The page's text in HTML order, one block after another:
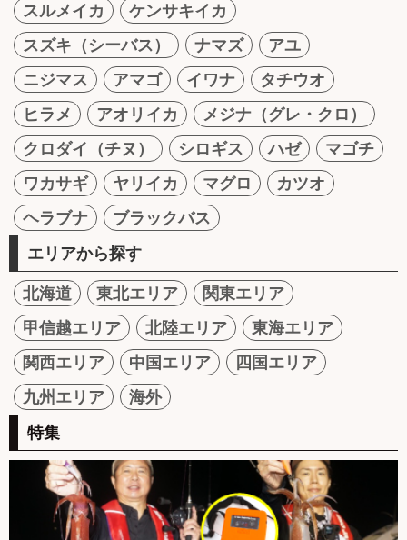
スルメイカ
ケンサキイカ
スズキ（シーバス）
ナマズ
アユ
ニジマス
アマゴ イワナ
タチウオ
ヒラメ
アオリイカ
メジナ（グレ・クロ）
クロダイ（チヌ）
シロギス ハゼ
マゴチ
ワカサギ
ヤリイカ マグロ
カツオ
ヘラブナ
ブラックバス
エリアから探す
北海道 東北エリア
関東エリア
甲信越エリア
北陸エリア
東海エリア
関西エリア
中国エリア
四国エリア
九州エリア
海外
特集